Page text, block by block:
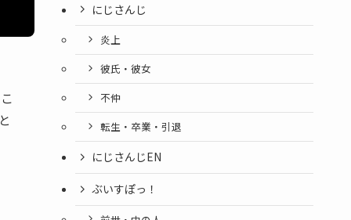
にじさんじ
炎上
彼氏・彼女
不仲
転生・卒業・引退
にじさんじEN
ぶいすぽっ！